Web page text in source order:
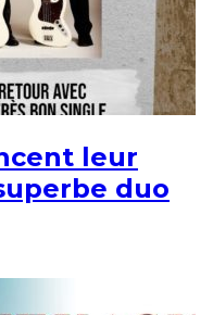
leur
duo